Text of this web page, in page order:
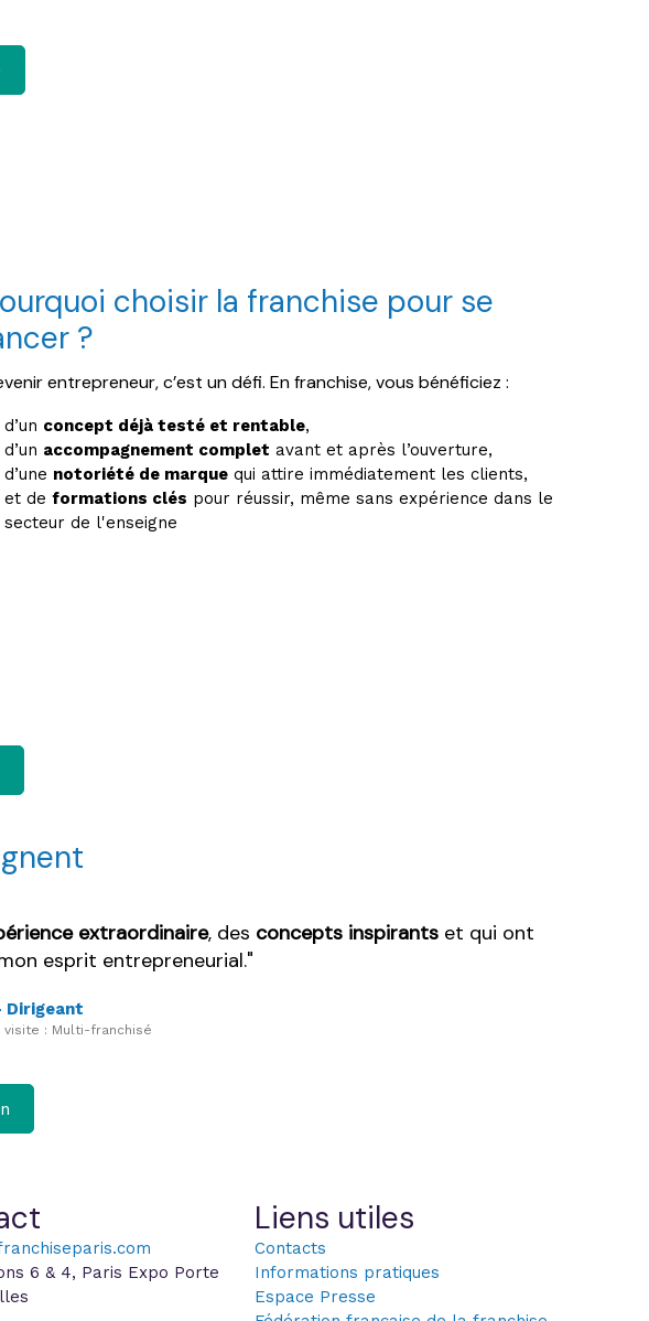
choisir la franchise pour se
?
entrepreneur, c’est un défi. En franchise, vous bénéficiez :
d’un concept déjà testé et rentable,
d’un accompagnement complet avant et après l’ouverture,
d’une notoriété de marque qui attire immédiatement les clients,
et deformations clés pour réussir, même sans expérience dans le
secteur de l'enseigne
extraordinaire, des concepts inspirants et qui ont
esprit entrepreneurial.
Dirigeant
: Multi-franchisé
6 & 4, Paris Expo Porte
Liens utiles
Contacts
Informations pratiques
Espace Presse